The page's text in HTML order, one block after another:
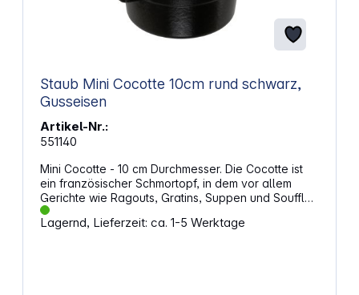
Staub Mini Cocotte 10cm rund schwarz,
Gusseisen
Artikel-Nr.:
551140
Mini Cocotte - 10 cm Durchmesser. Die Cocotte ist
ein französischer Schmortopf, in dem vor allem
Gerichte wie Ragouts, Gratins, Suppen und Soufflés
zubereitet werden. Die Emaillierung fördert
den Eigengeschmack der Speisen, so bleibt
Lagernd, Lieferzeit: ca. 1-5 Werktage